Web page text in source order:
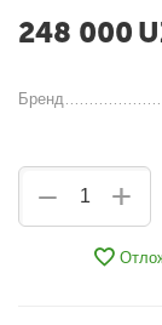
248 000
Бренд
+
−